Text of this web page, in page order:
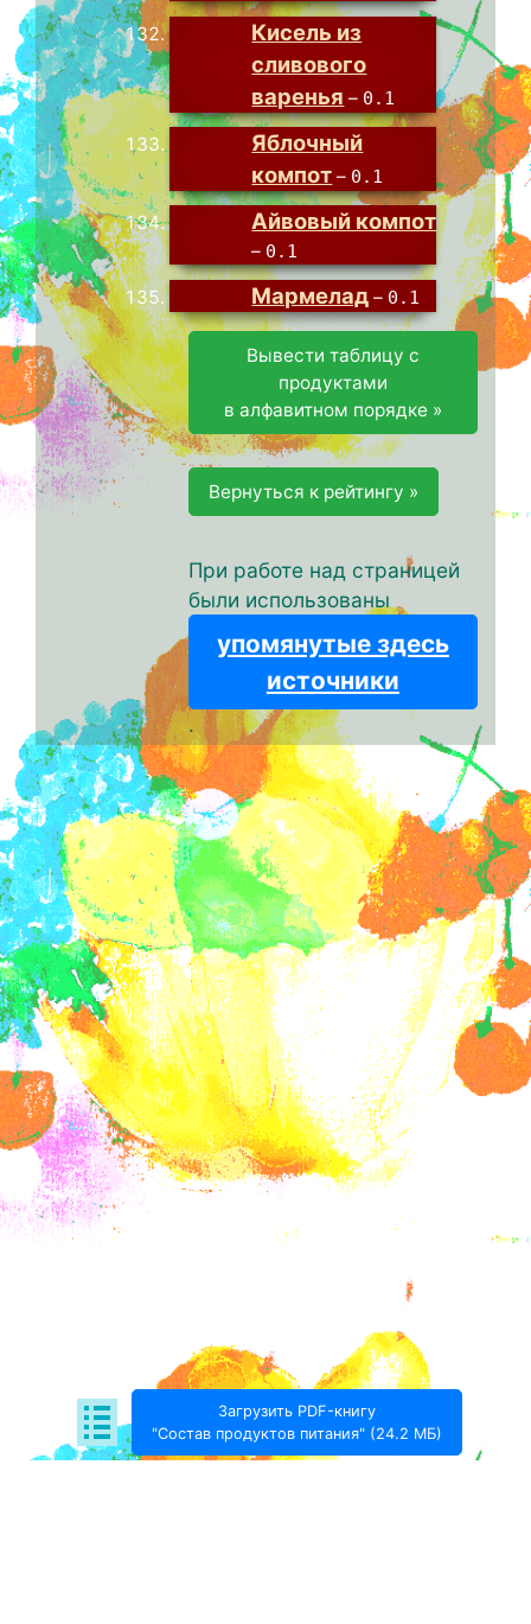
Кисель из
сливового
варенья – 0.1
Яблочный
компот – 0.1
Айвовый компот
– 0.1
Мармелад – 0.1
Вывести таблицу с
продуктами
в алфавитном порядке »
Вернуться к рейтингу »
При работе над страницей
были использованы
упомянутые здесь
источники
.
Загрузить PDF-книгу
"Состав продуктов питания" (24.2 МБ)